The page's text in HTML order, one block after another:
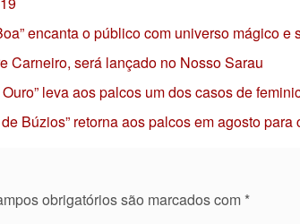
encanta o público com universo mágico e
Carneiro, será lançado no Nosso Sarau
leva aos palcos um dos casos de
Búzios” retorna aos palcos em agosto
obrigatórios são marcados com *